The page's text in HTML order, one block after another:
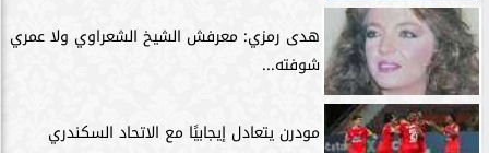
هدى رمزي: معرفش الشيخ الشعراوي ولا عمري
شوفته...
مودرن يتعادل إيجابيًا مع الاتحاد السكندري